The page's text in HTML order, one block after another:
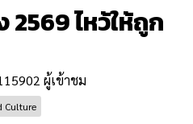
2569 ไหว้ให้ถูก
ผู้เข้าชม
Culture